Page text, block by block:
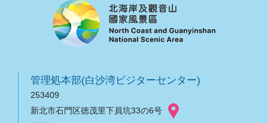
管理処本部(白沙湾ビジターセンター)
253409
新北市石門区徳茂里下員坑33の6号